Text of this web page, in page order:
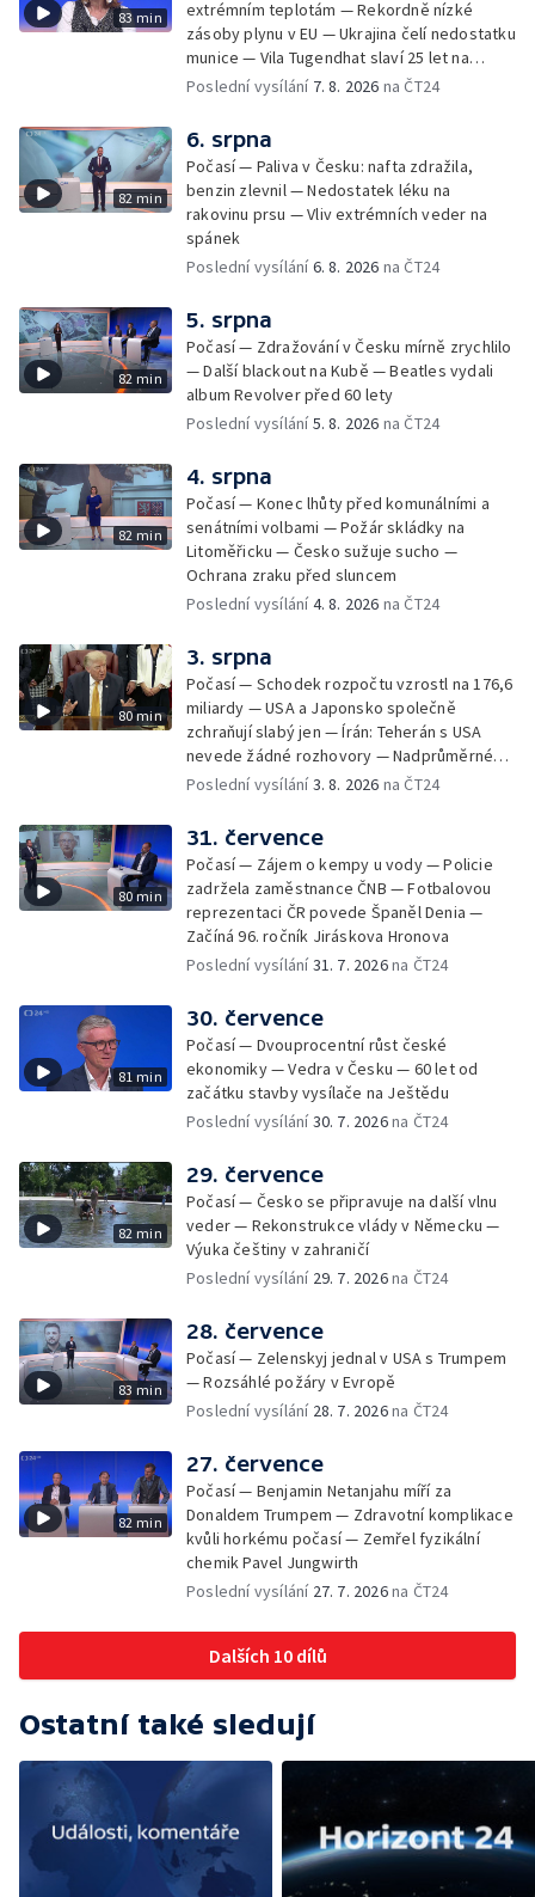
83 min
extrémním teplotám — Rekordně nízké
zásoby plynu v EU — Ukrajina čelí nedostatku
munice — Vila Tugendhat slaví 25 let na
seznamu UNESCO
Poslední vysílání 7. 8. 2026 na ČT24
82 min
6. srpna
Počasí — Paliva v Česku: nafta zdražila,
benzin zlevnil — Nedostatek léku na
rakovinu prsu — Vliv extrémních veder na
spánek
Poslední vysílání6. 8. 2026 na ČT24
82 min
5. srpna
Počasí — Zdražování v Česku mírně zrychlilo
— Další blackout na Kubě — Beatles vydali
album Revolver před 60 lety
Poslední vysílání5. 8. 2026 na ČT24
82 min
4. srpna
Počasí — Konec lhůty před komunálními a
senátními volbami — Požár skládky na
Litoměřicku — Česko sužuje sucho —
Ochrana zraku před sluncem
Poslední vysílání4. 8. 2026 na ČT24
80 min
3. srpna
Počasí — Schodek rozpočtu vzrostl na 176,6
miliardy — USA a Japonsko společně
zchraňují slabý jen — Írán: Teherán s USA
nevede žádné rozhovory — Nadprůměrné
množství vos v Česku
Poslední vysílání3. 8. 2026 na ČT24
80 min
31. července
Počasí — Zájem o kempy u vody — Policie
zadržela zaměstnance ČNB — Fotbalovou
reprezentaci ČR povede Španěl Denia —
Začíná 96. ročník Jiráskova Hronova
Poslední vysílání31. 7. 2026na ČT24
81 min
30. července
Počasí — Dvouprocentní růst české
ekonomiky — Vedra v Česku — 60 let od
začátku stavby vysílače na Ještědu
Poslední vysílání30. 7. 2026na ČT24
82 min
29. července
Počasí — Česko se připravuje na další vlnu
veder — Rekonstrukce vlády v Německu —
Výuka češtiny v zahraničí
Poslední vysílání 29. 7. 2026na ČT24
83 min
28. července
Počasí — Zelenskyj jednal v USA s Trumpem
— Rozsáhlé požáry v Evropě
Poslední vysílání 28. 7. 2026na ČT24
82 min
27. července
Počasí — Benjamin Netanjahu míří za
Donaldem Trumpem — Zdravotní komplikace
kvůli horkému počasí — Zemřel fyzikální
chemik Pavel Jungwirth
Poslední vysílání 27. 7. 2026na ČT24
Dalších 10 dílů
Ostatní také sledují